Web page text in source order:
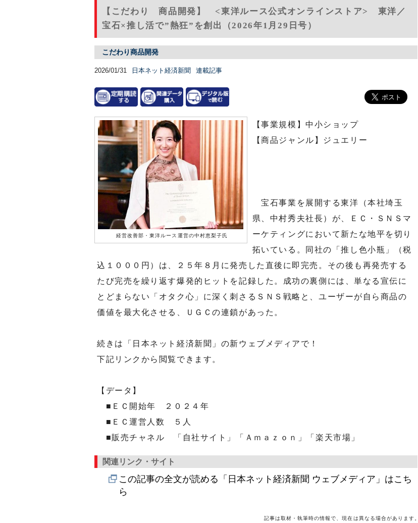
【こだわり 商品開発】 <東洋ルース公式オンラインストア> 東洋／
宝石×推し活で”熱狂”を創出（2026年1月29日号）
こだわり商品開発
2026/01/31 日本ネット経済新聞 連載記事
経営改善部・東洋ルース運営の中村恵梨子氏
【事業規模】中小ショップ
【商品ジャンル】ジュエリー
宝石事業を展開する東洋（本社埼玉
県、中村秀夫社長）が、ＥＣ・ＳＮＳマ
ーケティングにおいて新たな地平を切り
拓いている。同社の「推し色小瓶」（税
込１０００円）は、２５年８月に発売した直後に即完売。その後も再発売する
たび完売を繰り返す爆発的ヒットを記録した。成功の裏側には、単なる宣伝に
とどまらない「オタク心」に深く刺さるＳＮＳ戦略と、ユーザーが自ら商品の
価値を最大化させる、ＵＧＣの連鎖があった。
続きは「日本ネット経済新聞」の新ウェブメディアで！
下記リンクから閲覧できます。
【データ】
■ＥＣ開始年 ２０２４年
■ＥＣ運営人数 ５人
■販売チャネル 「自社サイト」「Ａｍａｚｏｎ」「楽天市場」
関連リンク・サイト
この記事の全文が読める「日本ネット経済新聞 ウェブメディア」はこち
ら
記事は取材・執筆時の情報で、現在は異なる場合があります。